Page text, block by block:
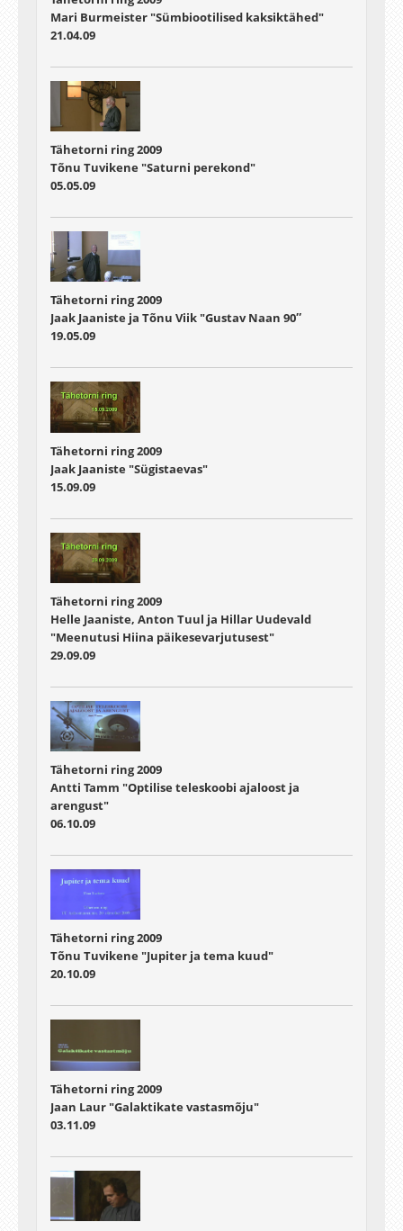
Mari Burmeister "Sümbiootilised kaksiktähed"
21.04.09
Tähetorni ring 2009
Tõnu Tuvikene "Saturni perekond"
05.05.09
Tähetorni ring 2009
Jaak Jaaniste ja Tõnu Viik "Gustav Naan 90″
19.05.09
Tähetorni ring 2009
Jaak Jaaniste "Sügistaevas"
15.09.09
Tähetorni ring 2009
Helle Jaaniste, Anton Tuul ja Hillar Uudevald
"Meenutusi Hiina päikesevarjutusest"
29.09.09
Tähetorni ring 2009
Antti Tamm "Optilise teleskoobi ajaloost ja
arengust"
06.10.09
Tähetorni ring 2009
Tõnu Tuvikene "Jupiter ja tema kuud"
20.10.09
Tähetorni ring 2009
Jaan Laur "Galaktikate vastasmõju"
03.11.09